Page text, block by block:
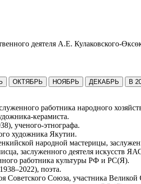
деятеля А.Е. Кулаковского-
ОКТЯБРЬ НОЯБРЬ ДЕКАБРЬ В
работника народного
керамиста.
ученого-этнографа.
художника Якутии.
народной мастерицы,
заслуженного деятеля искусств
работника культуры РФ и РС(Я).
поэта.
Союза, участника Великой